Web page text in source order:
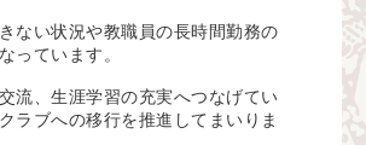
ない状況や教職員の長時間勤務の
っています。
流、生涯学習の充実へつなげてい
ラブへの移行を推進してまいりま